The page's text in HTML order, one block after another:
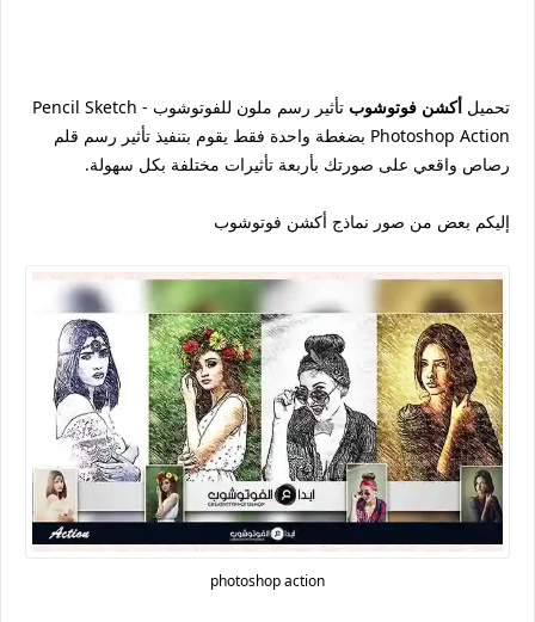
تحميل أكشن فوتوشوب
تأثير رسم ملون للفوتوشوب - Pencil Sketch
Photoshop Action بضغطة واحدة فقط يقوم بتنفيذ تأثير رسم قلم
رصاص واقعي على صورتك بأربعة تأثيرات مختلفة بكل سهولة.
إليكم بعض من صور نماذج أكشن فوتوشوب
photoshop action